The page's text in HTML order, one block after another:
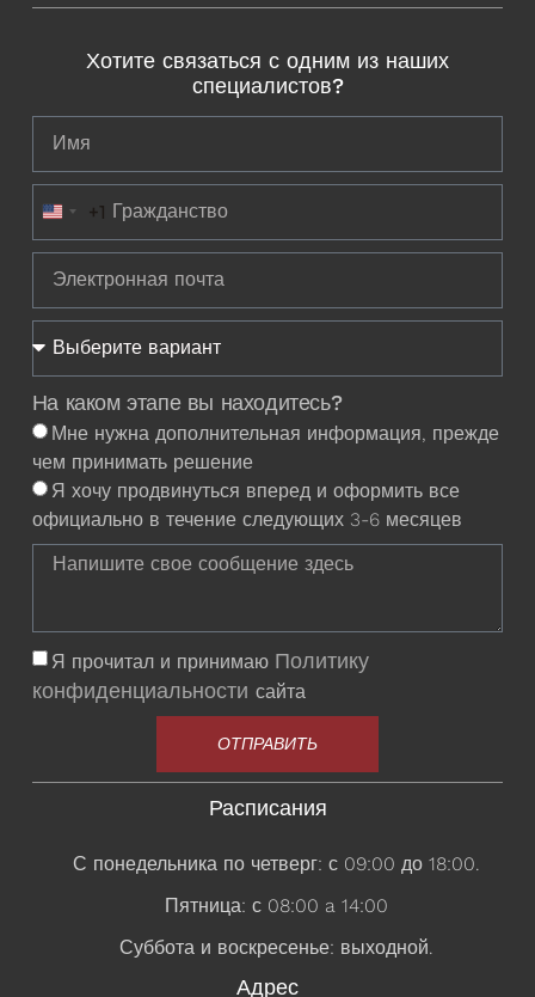
Хотите связаться с одним из наших
специалистов?
United States +1
+1
На каком этапе вы находитесь?
Мне нужна дополнительная информация, прежде
чем принимать решение
Я хочу продвинуться вперед и оформить все
официально в течение следующих 3-6 месяцев
Я прочитал и принимаю Политику
конфиденциальности сайта
ОТПРАВИТЬ
Расписания
С понедельника по четверг: с 09:00 до 18:00.
Пятница: с 08:00 a 14:00
Суббота и воскресенье: выходной.
Адрес